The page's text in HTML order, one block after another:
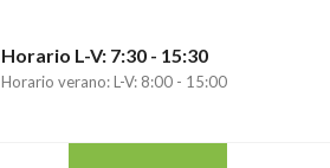
Horario L-V: 7:30 - 15:30
Horario verano: L-V: 8:00 - 15:00